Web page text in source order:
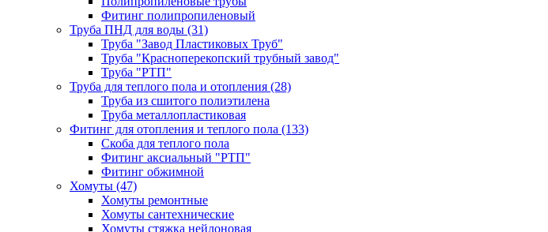
Фитинг полипропиленовый
Труба ПНД для воды (31)
Труба "Завод Пластиковых Труб"
Труба "Красноперекопский трубный завод"
Труба "РТП"
Труба для теплого пола и отопления (28)
Труба из сшитого полиэтилена
Труба металлопластиковая
Фитинг для отопления и теплого пола (133)
Скоба для теплого пола
Фитинг аксиальный "РТП"
Фитинг обжимной
Хомуты (47)
Хомуты ремонтные
Хомуты сантехнические
Хомуты стяжка нейлоновая